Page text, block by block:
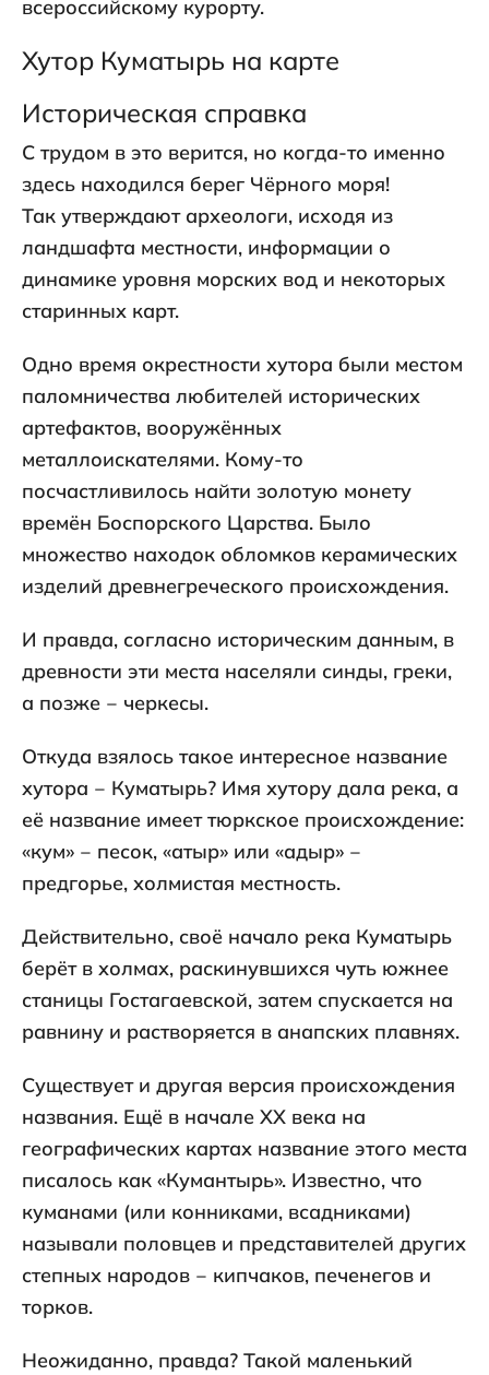
всероссийскому курорту.
Хутор Куматырь на карте
Историческая справка
С трудом в это верится, но когда-то именно
здесь находился берег Чёрного моря!
Так утверждают археологи, исходя из
ландшафта местности, информации о
динамике уровня морских вод и некоторых
старинных карт.
Одно время окрестности хутора были местом
паломничества любителей исторических
артефактов, вооружённых
металлоискателями. Кому-то
посчастливилось найти золотую монету
времён Боспорского Царства. Было
множество находок обломков керамических
изделий древнегреческого происхождения.
И правда, согласно историческим данным, в
древности эти места населяли синды, греки,
а позже ‒ черкесы.
Откуда взялось такое интересное название
хутора ‒ Куматырь? Имя хутору дала река, а
её название имеет тюркское происхождение:
«кум» ‒ песок, «атыр» или «адыр» ‒
предгорье, холмистая местность.
Действительно, своё начало река Куматырь
берёт в холмах, раскинувшихся чуть южнее
станицы Гостагаевской, затем спускается на
равнину и растворяется в анапских плавнях.
Существует и другая версия происхождения
названия. Ещё в начале XX века на
географических картах название этого места
писалось как «Кумантырь». Известно, что
куманами (или конниками, всадниками)
называли половцев и представителей других
степных народов ‒ кипчаков, печенегов и
торков.
Неожиданно, правда? Такой маленький